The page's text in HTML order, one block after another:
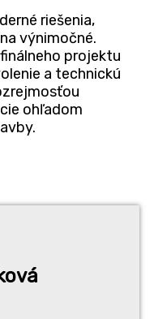
rie­še­nia,
výni­moč­né.
pro­jek­tu
a tech­nic­kú
ohľa­dom